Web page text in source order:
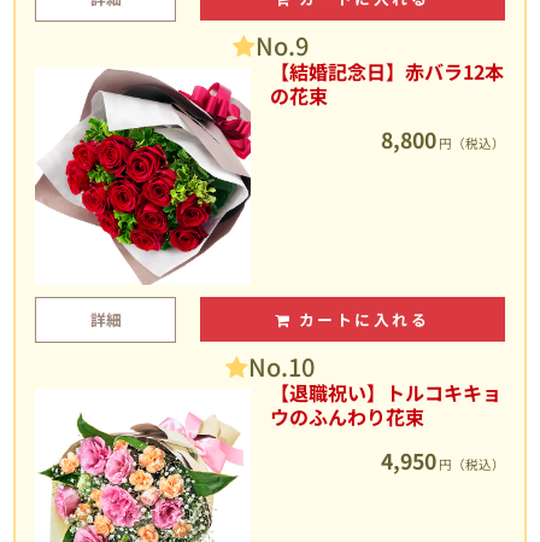
No.9
【結婚記念日】赤バラ12本
の花束
8,800 円（税込）
詳細 カートに入れる
No.10
【退職祝い】トルコキキョ
ウのふんわり花束
4,950 円（税込）